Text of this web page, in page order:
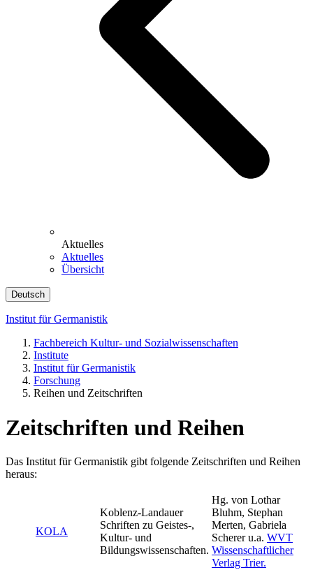
Aktuelles
Aktuelles
Übersicht
Deutsch
Institut für Germanistik
Fachbereich Kultur- und Sozialwissenschaften
Institute
Institut für Germanistik
Forschung
Reihen und Zeitschriften
Zeitschriften und Reihen
Das Institut für Germanistik gibt folgende Zeitschriften und Reihen
heraus:
KOLA
Koblenz-Landauer
Schriften zu Geistes-,
Kultur- und
Bildungswissenschaften.
Hg. von Lothar
Bluhm, Stephan
Merten, Gabriela
Scherer u.a. WVT
Wissenschaftlicher
Verlag Trier.